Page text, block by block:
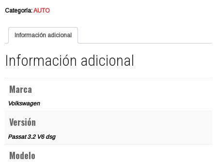
original
$12.900,00.
Categoría:AUTO
Información adicional
Información adicional
Marca
Volkswagen
Versión
Passat 3.2 V6 dsg
Modelo